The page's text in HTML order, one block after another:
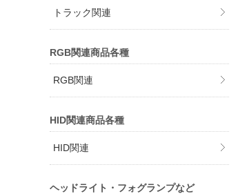
トラック関連
RGB関連商品各種
RGB関連
HID関連商品各種
HID関連
ヘッドライト・フォグランプなど